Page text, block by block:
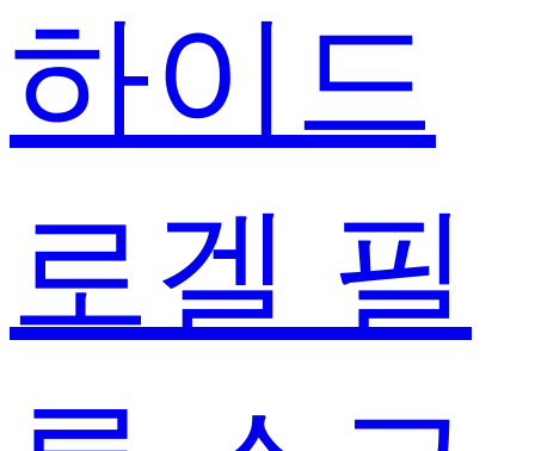
하이드
로겔 필